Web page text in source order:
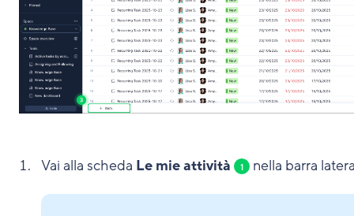
Vai alla scheda Le mie attività 1 nella barra